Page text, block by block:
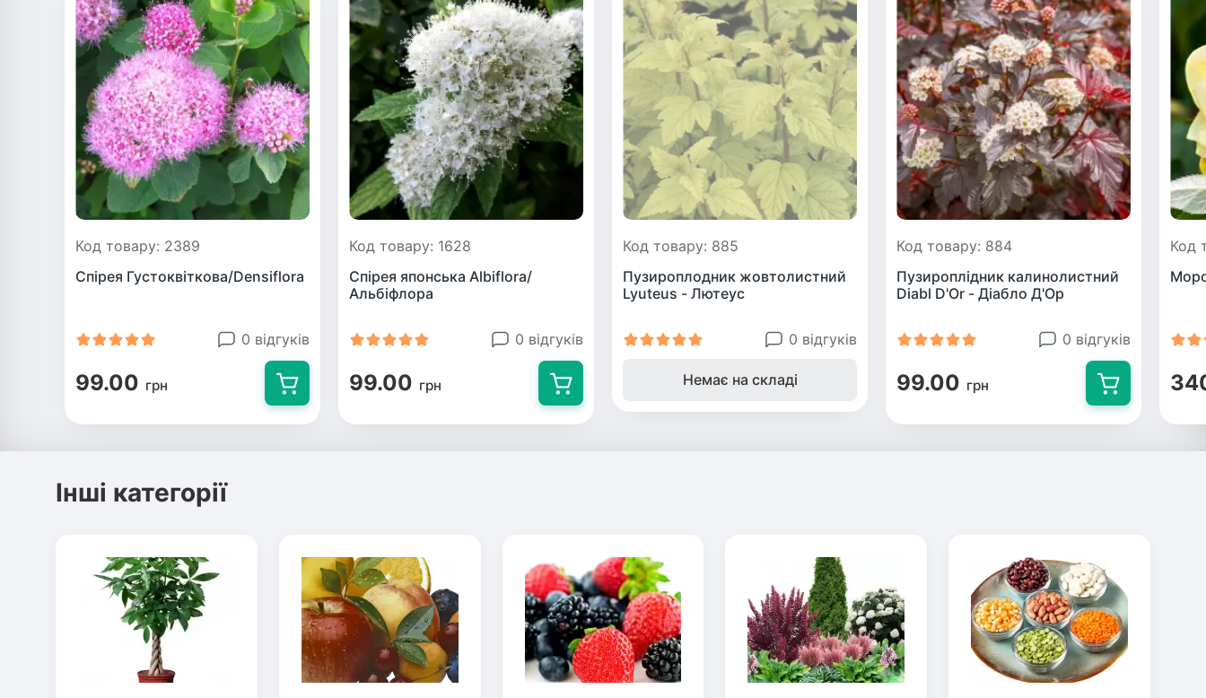
Код товару: 2389
Спірея Густоквіткова/Densiflora
0 відгуків
99.00 грн
Код товару: 1628
Спірея японська Albiflora/
Альбіфлора
0 відгуків
99.00 грн
Код товару: 885
Пузироплодник жовтолистний
Lyuteus - Лютеус
0 відгуків
Немає на складі
Код товару: 884
Пузироплідник калинолистний
Diabl D'Or - Діабло Д'Ор
0 відгуків
99.00 грн
Код
Інші категорії